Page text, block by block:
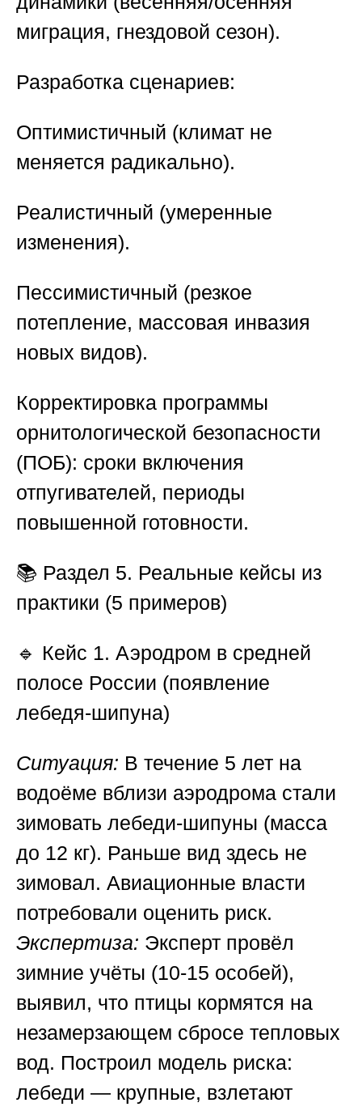
миграция, гнездовой сезон).
Разработка сценариев:
Оптимистичный (климат не
меняется радикально).
Реалистичный (умеренные
изменения).
Пессимистичный (резкое
потепление, массовая инвазия
новых видов).
Корректировка программы
орнитологической безопасности
(ПОБ): сроки включения
отпугивателей, периоды
повышенной готовности.
📚 Раздел 5. Реальные кейсы из
практики (5 примеров)
🔹 Кейс 1. Аэродром в средней
полосе России (появление
лебедя-шипуна)
Ситуация: В течение 5 лет на
водоёме вблизи аэродрома стали
зимовать лебеди-шипуны (масса
до 12 кг). Раньше вид здесь не
зимовал. Авиационные власти
потребовали оценить риск.
Экспертиза: Эксперт провёл
зимние учёты (10-15 особей),
выявил, что птицы кормятся на
незамерзающем сбросе тепловых
вод. Построил модель риска:
лебеди — крупные, взлетают